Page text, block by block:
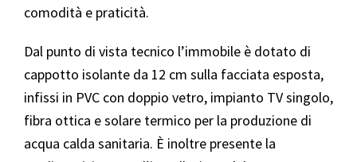
comodità e praticità.
Dal punto di vista tecnico l’immobile è dotato di
cappotto isolante da 12 cm sulla facciata esposta,
infissi in PVC con doppio vetro, impianto TV singolo,
fibra ottica e solare termico per la produzione di
acqua calda sanitaria. È inoltre presente la